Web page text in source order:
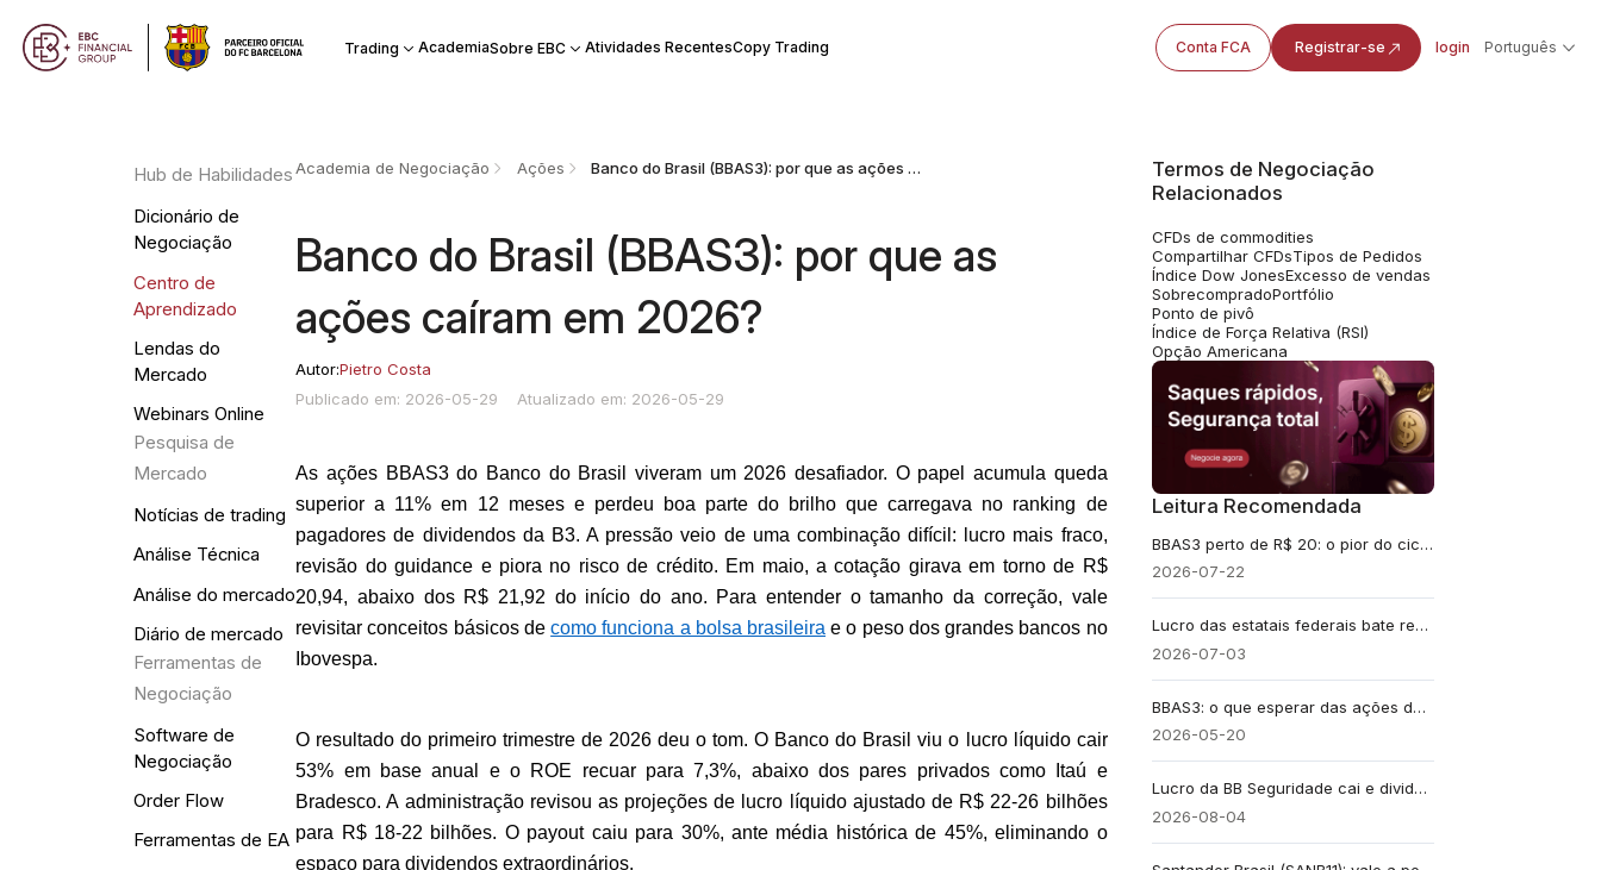
Trading AcademiaSobre EBC Atividades RecentesCopy Trading Conta FCA Registrar-se login Português
Hub de Habilidades
Dicionário de
Negociação
Centro de
Aprendizado
Lendas do
Mercado
Webinars Online
Pesquisa de
Mercado
Notícias de trading
Análise Técnica
Análise do mercado
Diário de mercado
Ferramentas de
Negociação
Software de
Negociação
Order Flow
Ferramentas de EA
Academia de Negociação Ações Banco do Brasil (BBAS3): por que as ações caíram em 2026?
Banco do Brasil (BBAS3): por que as
ações caíram em 2026?
Autor:Pietro Costa
Publicado em: 2026-05-29
Atualizado em: 2026-05-29
As ações BBAS3 do Banco do Brasil viveram um 2026 desafiador. O papel acumula queda
superior a 11% em 12 meses e perdeu boa parte do brilho que carregava no ranking de
pagadores de dividendos da B3. A pressão veio de uma combinação difícil: lucro mais fraco,
revisão do guidance e piora no risco de crédito. Em maio, a cotação girava em torno de R$
20,94, abaixo dos R$ 21,92 do início do ano. Para entender o tamanho da correção, vale
revisitar conceitos básicos de como funciona a bolsa brasileira e o peso dos grandes bancos no
Ibovespa.
O resultado do primeiro trimestre de 2026 deu o tom. O Banco do Brasil viu o lucro líquido cair
53% em base anual e o ROE recuar para 7,3%, abaixo dos pares privados como Itaú e
Bradesco. A administração revisou as projeções de lucro líquido ajustado de R$ 22-26 bilhões
para R$ 18-22 bilhões. O payout caiu para 30%, ante média histórica de 45%, eliminando o
espaço para dividendos extraordinários.
Termos de Negociação
Relacionados
CFDs de commodities
Compartilhar CFDsTipos de Pedidos
Índice Dow JonesExcesso de vendas
SobrecompradoPortfólio
Ponto de pivô
Índice de Força Relativa (RSI)
Opção Americana
Leitura Recomendada
BBAS3 perto de R$ 20: o pior do ciclo já passou?
2026-07-22
Lucro das estatais federais bate recorde em 2025
2026-07-03
BBAS3: o que esperar das ações do Banco do Brasil
2026-05-20
Lucro da BB Seguridade cai e dividendo é de R$ 1,90
2026-08-04